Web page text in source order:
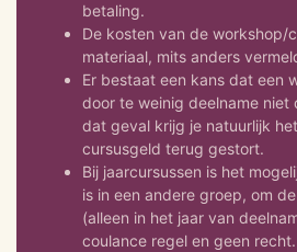
betaling.
De kosten van de workshop/
materiaal, mits anders
Er bestaat een kans dat een
door te weinig deelname niet
dat geval krijg je natuurlijk
cursusgeld terug gestort.
Bij jaarcursussen is het
is in een andere groep, om
(alleen in het jaar van
coulance regel en geen recht.